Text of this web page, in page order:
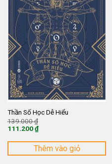
Thần Số Học Dễ Hiểu
139.000₫
139.000 ₫.
111.200₫
hiện
là:
Thêm vào giỏ